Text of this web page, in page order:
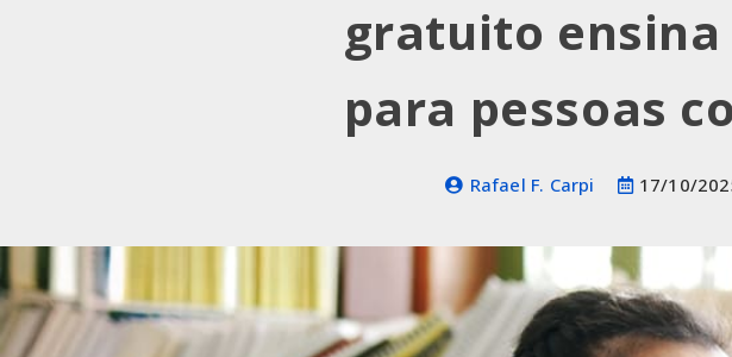
gratuito
para pessoas
Rafael F. Carpi 17/10/